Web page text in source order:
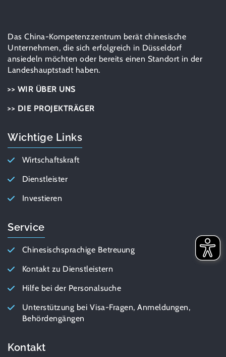
Das China-Kompetenzzentrum berät chinesische
Unternehmen, die sich erfolgreich in Düsseldorf
ansiedeln möchten oder bereits einen Standort in der
Landeshauptstadt haben.
>> WIR ÜBER UNS
>> DIE PROJEKTRÄGER
Wichtige Links
Wirtschaftskraft
Dienstleister
Investieren
Service
Chinesischsprachige Betreuung
Kontakt zu Dienstleistern
Hilfe bei der Personalsuche
Unterstützung bei Visa-Fragen, Anmeldungen,
Behördengängen
Kontakt